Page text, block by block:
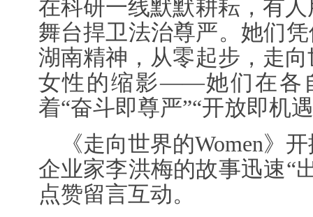
在科研一线默默耕耘，有
舞台捍卫法治尊严。她们
湖南精神，从零起步，走
女性的缩影——她们在各
着“奋斗即尊严”“开放即机
《走向世界的Women》
企业家李洪梅的故事迅速“
点赞留言互动。